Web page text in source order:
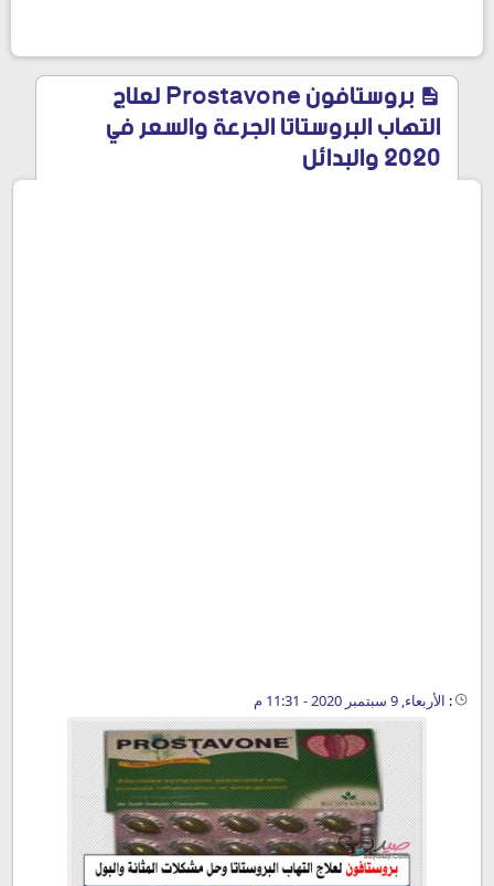
بروستافون Prostavone لعلاج
التهاب البروستاتا الجرعة والسعر في
2020 والبدائل
: الأربعاء, 9 سبتمبر 2020 - 11:31 م